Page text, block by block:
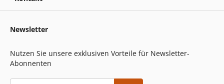
Newsletter
Nutzen Sie unsere exklusiven Vorteile für Newsletter-
Abonnenten